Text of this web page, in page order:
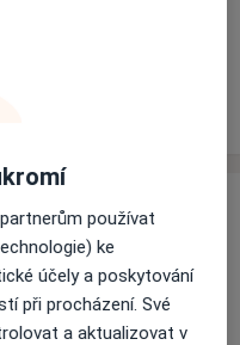
termín
nejsou k dispozici
žádné informace o
používat
ke
účely a poskytování
při procházení. Své
a aktualizovat v